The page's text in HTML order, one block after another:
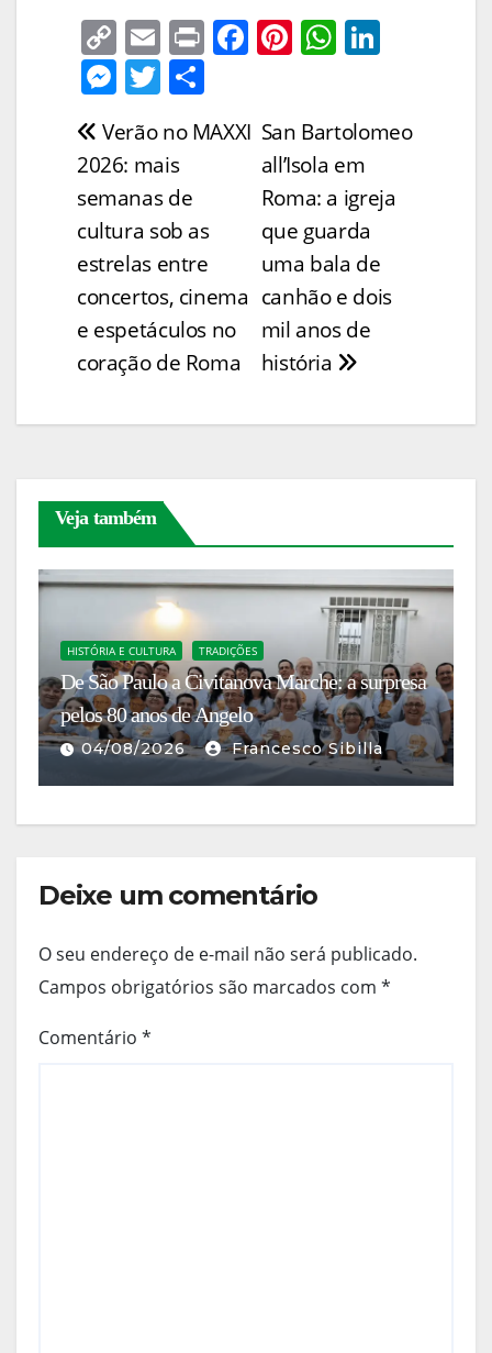
C
o
p
y
Li
n
k
E
m
ai
l
Pr F
e
b
o
o
k
Pi
e
st
W
s
A
p
p
e
dI
n
M
ss
e
n
g
er
T
itt
er
h
ar
Navegação
de
Post
San Bartolomeo
all’Isola em
Roma: a igreja
que guarda
uma bala de
canhão e dois
mil anos de
história
Verão no MAXXI
2026: mais
semanas de
cultura sob as
estrelas entre
concertos, cinema
e espetáculos no
coração de Roma
Veja também
HISTÓRIA E CULTURA TRADIÇÕES
De São Paulo a Civitanova Marche: a surpresa
pelos 80 anos de Angelo
04/08/2026 Francesco Sibilla
Deixe um comentário
O seu endereço de e-mail não será publicado.
Campos obrigatórios são marcados com *
Comentário *